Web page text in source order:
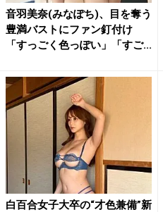
音羽美奈(みなぽち)、目を奪う
豊満バストにファン釘付け
「すっごく色っぽい」「すご...
白百合女子大卒の“才色兼備”新